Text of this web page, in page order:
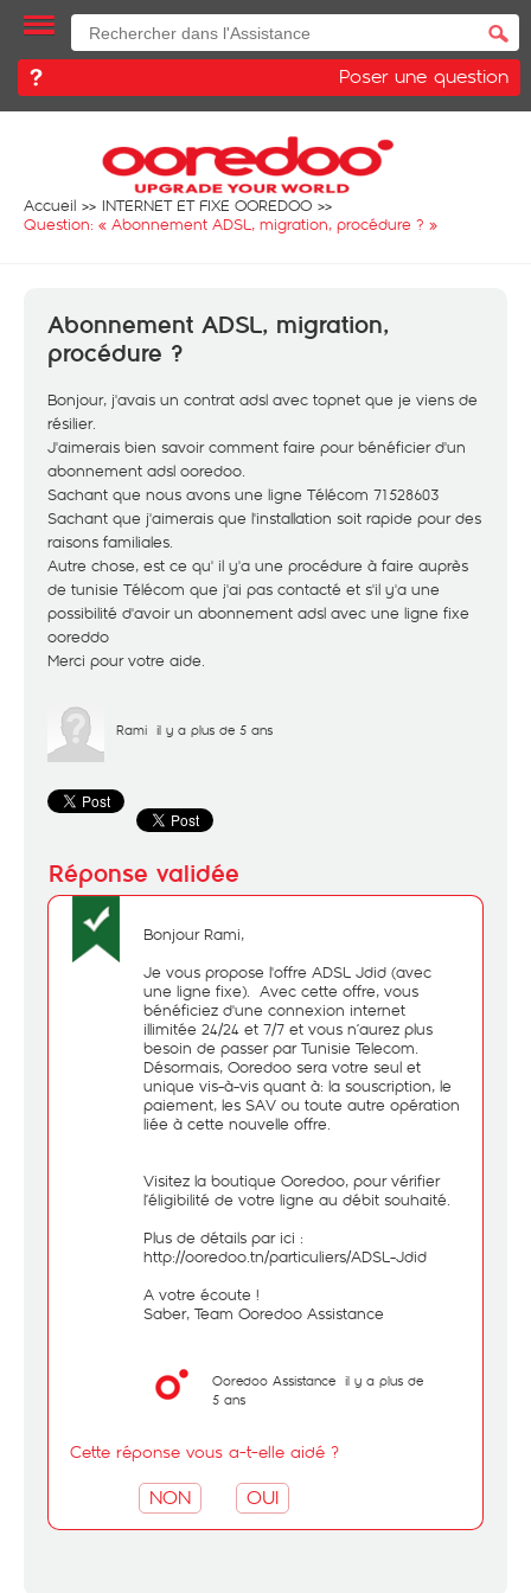
Poser une question
Accueil
INTERNET ET FIXE OOREDOO
Question: « Abonnement ADSL, migration, procédure ? »
Abonnement ADSL, migration,
procédure ?
Bonjour, j'avais un contrat adsl avec topnet que je viens de
résilier.
J'aimerais bien savoir comment faire pour bénéficier d'un
abonnement adsl ooredoo.
Sachant que nous avons une ligne Télécom 71528603
Sachant que j'aimerais que l'installation soit rapide pour des
raisons familiales.
Autre chose, est ce qu' il y'a une procédure à faire auprès
de tunisie Télécom que j'ai pas contacté et s'il y'a une
possibilité d'avoir un abonnement adsl avec une ligne fixe
ooreddo
Merci pour votre aide.
Rami il y a plus de 5 ans
Bonjour Rami,
Je vous propose l'offre ADSL Jdid (avec
une ligne fixe). Avec cette offre, vous
bénéficiez d'une connexion internet
illimitée 24/24 et 7/7 et vous n’aurez plus
besoin de passer par Tunisie Telecom.
Désormais, Ooredoo sera votre seul et
unique vis-à-vis quant à: la souscription, le
paiement, les SAV ou toute autre opération
liée à cette nouvelle offre.
Visitez la boutique Ooredoo, pour vérifier
l’éligibilité de votre ligne au débit souhaité.
Plus de détails par ici :
http://ooredoo.tn/particuliers/ADSL-Jdid
A votre écoute !
Saber, Team Ooredoo Assistance
Ooredoo Assistance il y a plus de
5 ans
Cette réponse vous a-t-elle aidé ?
NON OUI